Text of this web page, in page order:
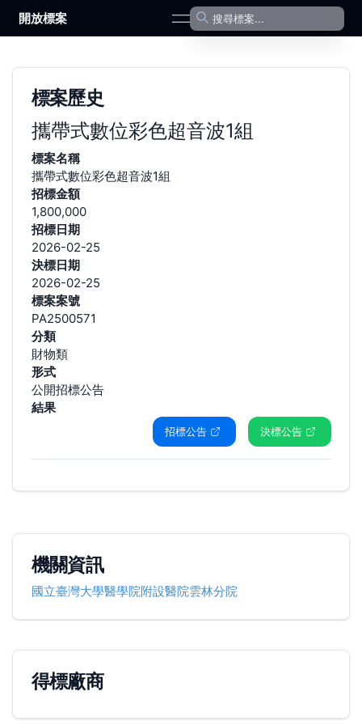
開放標案 open navigation menu
標案歷史
攜帶式數位彩色超音波1組
標案名稱
攜帶式數位彩色超音波1組
招標金額
1,800,000
招標日期
2026-02-25
決標日期
2026-02-25
標案案號
PA2500571
分類
財物類
形式
公開招標公告
結果
招標公告 決標公告
機關資訊
國立臺灣大學醫學院附設醫院雲林分院
得標廠商